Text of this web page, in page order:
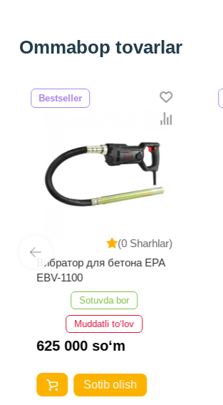
Ommabop tovarlar
(0 Sharhlar)
Bestseller
Вибратор для бетона EPA
EBV-1100
Sotuvda bor
Muddatli to‘lov
625 000 so‘m
Sotib olish